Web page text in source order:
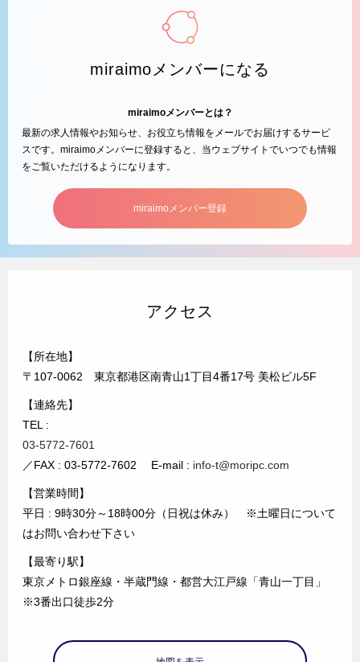
miraimoメンバーになる
miraimoメンバーとは？
最新の求人情報やお知らせ、お役立ち情報をメールでお届けするサービ
スです。miraimoメンバーに登録すると、当ウェブサイトでいつでも情報
をご覧いただけるようになります。
miraimoメンバー登録
アクセス
【所在地】
〒107-0062 東京都港区南青山1丁目4番17号 美松ビル5F
【連絡先】
TEL :
03-5772-7601
／FAX : 03-5772-7602 E-mail : info-t@moripc.com
【営業時間】
平日 : 9時30分～18時00分（日祝は休み） ※土曜日について
はお問い合わせ下さい
【最寄り駅】
東京メトロ銀座線・半蔵門線・都営大江戸線「青山一丁目」
※3番出口徒歩2分